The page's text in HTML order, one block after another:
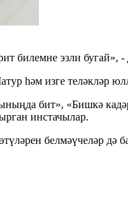
билемне эзли бугай», -
һәм изге теләкләр
бит», «Бишкә
инстачылар.
белмәүчеләр дә